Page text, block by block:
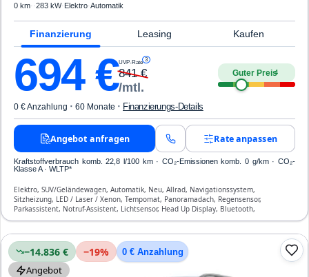
0 km· ·283 kW· Elektro·Automatik
Finanzierung Leasing Kaufen
694€UVP-Rate 3
841€
/mtl.
Guter Preis4
0 € Anzahlung · 60 Monate · Finanzierungs-Details
Angebot anfragen Rate anpassen
Kraftstoffverbrauch komb. 22,8 l/100 km · CO₂-Emissionen komb. 0 g/km · CO₂-
Klasse A · WLTP*
Elektro, SUV/Geländewagen, Automatik, Neu, Allrad, Navigationssystem,
Sitzheizung, LED / Laser / Xenon, Tempomat, Panoramadach, Regensensor,
Parkassistent, Notruf-Assistent, Lichtsensor, Head Up Display, Bluetooth,
Verkehrszeichen-Erkennung, ESP, ABS, Klimatisierung, Front-, Seiten- und weitere
−14.836 € −19% 0 € Anzahlung
Angebot